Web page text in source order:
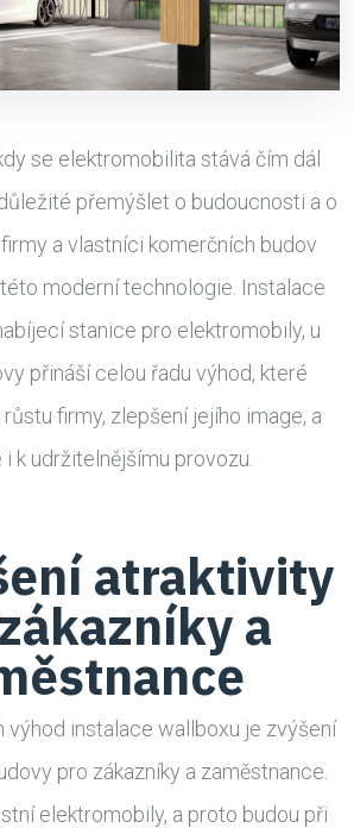
se elektromobilita stává čím dál
přemýšlet o budoucnosti a o
a vlastníci komerčních budov
moderní technologie. Instalace
stanice pro elektromobily, u
přináší celou řadu výhod, které
firmy, zlepšení jejího image, a
k udržitelnějšímu provozu.
atraktivity
a
výhod instalace wallboxu je zvýšení
pro zákazníky a zaměstnance.
elektromobily, a proto budou při